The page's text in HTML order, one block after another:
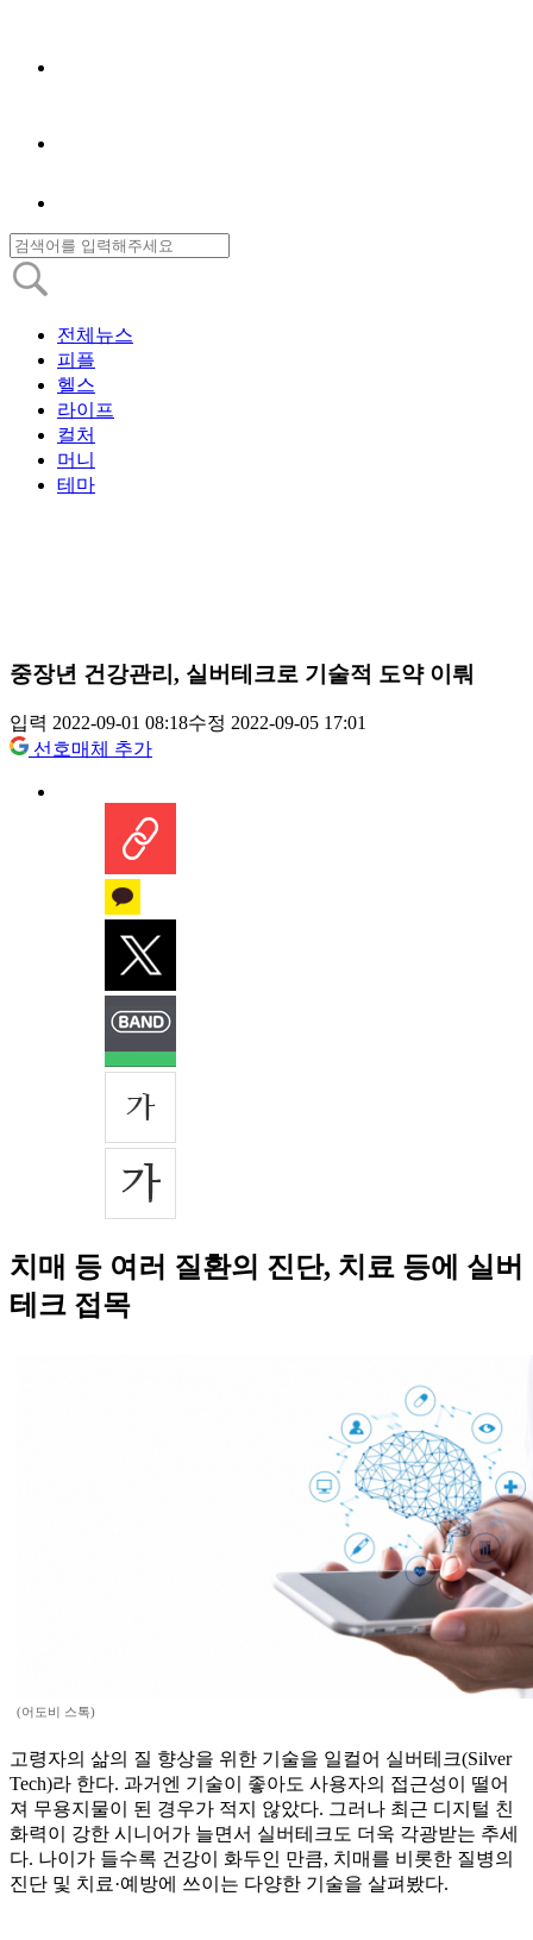
전체뉴스
피플
헬스
라이프
컬처
머니
테마
중장년 건강관리, 실버테크로 기술적 도약 이뤄
입력 2022-09-01 08:18수정 2022-09-05 17:01
선호매체 추가
치매 등 여러 질환의 진단, 치료 등에 실버
테크 접목
(어도비 스톡)
고령자의 삶의 질 향상을 위한 기술을 일컬어 실버테크(Silver
Tech)라 한다. 과거엔 기술이 좋아도 사용자의 접근성이 떨어
져 무용지물이 된 경우가 적지 않았다. 그러나 최근 디지털 친
화력이 강한 시니어가 늘면서 실버테크도 더욱 각광받는 추세
다. 나이가 들수록 건강이 화두인 만큼, 치매를 비롯한 질병의
진단 및 치료·예방에 쓰이는 다양한 기술을 살펴봤다.